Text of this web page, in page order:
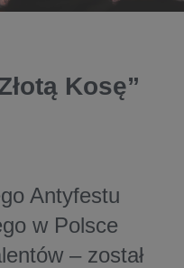
Kosę”
Antyfestu
w Polsce
– został